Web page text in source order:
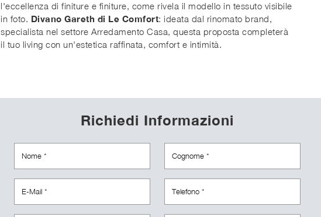
l'eccellenza di finiture e finiture, come rivela il modello in tessuto visibile
in foto. Divano Gareth di Le Comfort: ideata dal rinomato brand,
specialista nel settore Arredamento Casa, questa proposta completerà
il tuo living con un'estetica raffinata, comfort e intimità.
Richiedi Informazioni